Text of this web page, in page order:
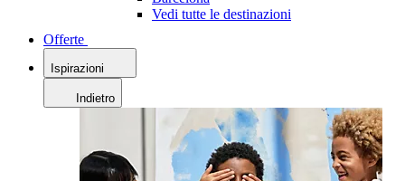
Vedi tutte le destinazioni
Offerte
Ispirazioni
Indietro